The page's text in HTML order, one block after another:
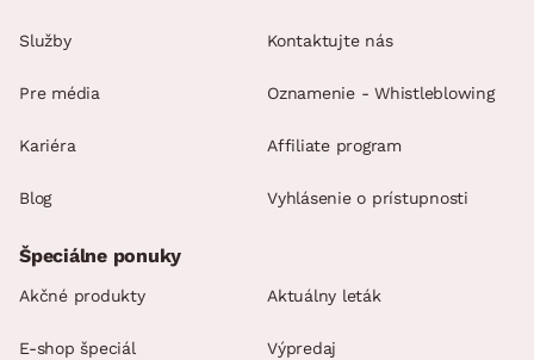
Služby
Pre média
Kariéra
Blog
Kontaktujte nás
Oznamenie - Whistleblowing
Affiliate program
Vyhlásenie o prístupnosti
Špeciálne ponuky
Akčné produkty Aktuálny leták
E-shop špeciál Výpredaj